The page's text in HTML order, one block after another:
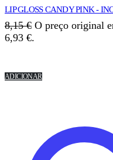
LIP GLOSS CANDY PINK -
8,15€ O preço original
6,93 €.
ADICIONAR